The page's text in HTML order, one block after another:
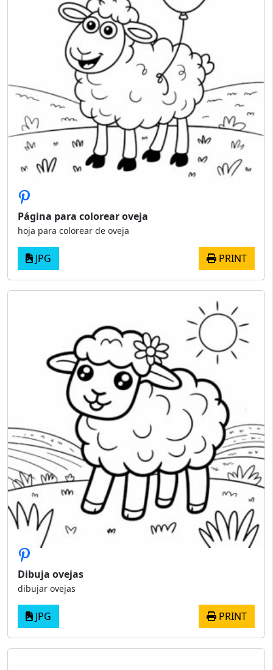
Página para colorear oveja
hoja para colorear de oveja
JPG PRINT
Dibuja ovejas
dibujar ovejas
JPG PRINT